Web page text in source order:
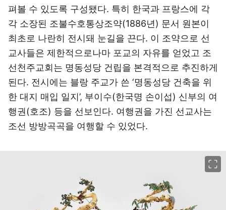
펴볼 수 있도록 구성됐다. 특히 한국과 프랑스에 각
각 소장된 조불수호통상조약(1886년) 문서 원본이
최초로 나란히 전시돼 눈길을 끈다. 이 조약으로 선
교사들은 제한적으로나마 포교의 자유를 얻었고 조
선천주교회는 명동성당 건립을 본격적으로 추진하게
된다. 전시에는 블랑 주교가 쓴 ‘명동성당 건축을 위
한 대지 매입 일지’, 부이수(한국명 손이섭) 신부의 여
행권(호조) 등을 선보인다. 여행권을 가진 선교사는
조선 방방곡곡을 여행할 수 있었다.